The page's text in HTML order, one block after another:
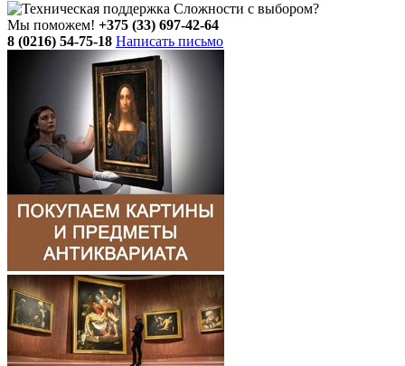
Сложности с выбором?
Мы поможем! +375 (33) 697-42-64
8 (0216) 54-75-18 Написать письмо